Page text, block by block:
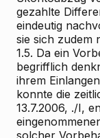
gezahlte
eindeutig
sie sich zudem
1.5. Da ein
begrifflich
ihrem
konnte die
13.7.2006, ./I,
solcher